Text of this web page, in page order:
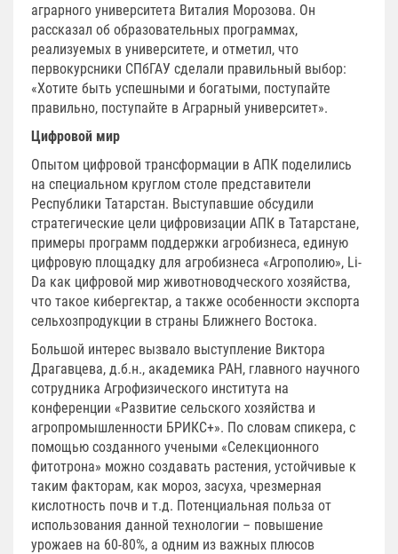
аграрного университета Виталия Морозова. Он
рассказал об образовательных программах,
реализуемых в университете, и отметил, что
первокурсники СПбГАУ сделали правильный выбор:
«Хотите быть успешными и богатыми, поступайте
правильно, поступайте в Аграрный университет».
Цифровой мир
Опытом цифровой трансформации в АПК поделились
на специальном круглом столе представители
Республики Татарстан. Выступавшие обсудили
стратегические цели цифровизации АПК в Татарстане,
примеры программ поддержки агробизнеса, единую
цифровую площадку для агробизнеса «Агрополию», Li-
Da как цифровой мир животноводческого хозяйства,
что такое кибергектар, а также особенности экспорта
сельхозпродукции в страны Ближнего Востока.
Большой интерес вызвало выступление Виктора
Драгавцева, д.б.н., академика РАН, главного научного
сотрудника Агрофизического института на
конференции «Развитие сельского хозяйства и
агропромышленности БРИКС+». По словам спикера, с
помощью созданного учеными «Селекционного
фитотрона» можно создавать растения, устойчивые к
таким факторам, как мороз, засуха, чрезмерная
кислотность почв и т.д. Потенциальная польза от
использования данной технологии – повышение
урожаев на 60-80%, а одним из важных плюсов